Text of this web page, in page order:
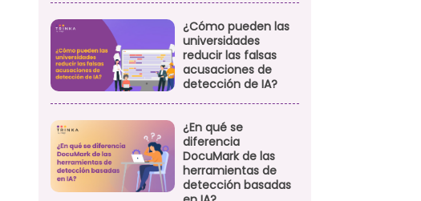
¿Cómo pueden las
universidades
reducir las falsas
acusaciones de
detección de IA?
¿En qué se
diferencia
DocuMark de las
herramientas de
detección basadas